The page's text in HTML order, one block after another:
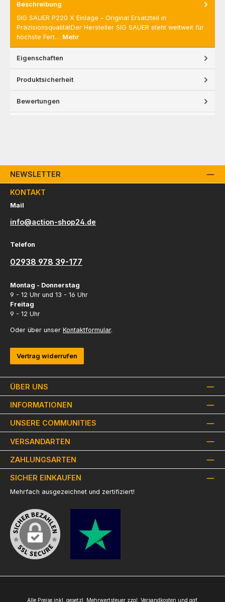
Beschreibung
SIG SAUER P220 X Einlage – Original Ersatzteil in
PräzisionsqualitätDer Hersteller SIG SAUER steht weltweit für
höchste Fert… Mehr
Eigenschaften
Produktsicherheit
Bewertungen
NEWSLETTER
ÜBER UNS
INFORMATIONEN
KONTAKT
Mail
info@action-shop24.de
Telefon
02938 978 39-177
Montag - Donnerstag
9 - 12 Uhr und 13 - 16 Uhr
Freitag
9 - 12 Uhr
Oder über unser Kontaktformular.
Vertrag widerrufen
UNSERE COMMUNITIES
VERSANDARTEN
ZAHLUNGSARTEN
SICHER EINKAUFEN
Mehrfach ausgezeichnet und zertifiziert!
Alle Preise inkl. gesetzl. Mehrwertsteuer zzgl. Versandkosten und ggf.